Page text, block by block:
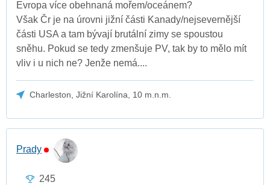
Evropa více obehnaná mořem/oceánem?
Však Čr je na úrovni jižní části Kanady/nejsevernější
části USA a tam bývají brutální zimy se spoustou
sněhu. Pokud se tedy zmenšuje PV, tak by to mělo mít
vliv i u nich ne? Jenže nemá....
Charleston, Jižní Karolína, 10 m.n.m.
Prady
245